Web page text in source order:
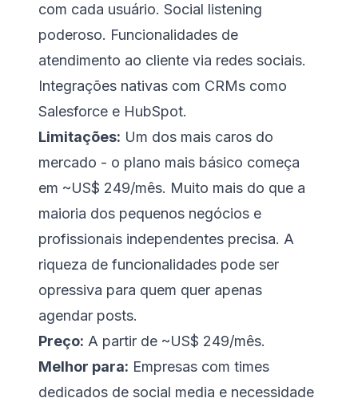
com cada usuário. Social listening
poderoso. Funcionalidades de
atendimento ao cliente via redes sociais.
Integrações nativas com CRMs como
Salesforce e HubSpot.
Limitações: Um dos mais caros do
mercado - o plano mais básico começa
em ~US$ 249/mês. Muito mais do que a
maioria dos pequenos negócios e
profissionais independentes precisa. A
riqueza de funcionalidades pode ser
opressiva para quem quer apenas
agendar posts.
Preço: A partir de ~US$ 249/mês.
Melhor para: Empresas com times
dedicados de social media e necessidade